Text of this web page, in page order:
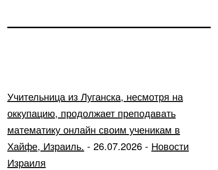
Учительница из Луганска, несмотря на
оккупацию, продолжает преподавать
математику онлайн своим ученикам в
Хайфе, Израиль. - 26.07.2026 - Новости
Израиля